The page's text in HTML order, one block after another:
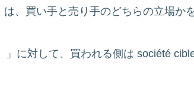
は、買い手と売り手のどちらの立場か
」に対して、買われる側は société